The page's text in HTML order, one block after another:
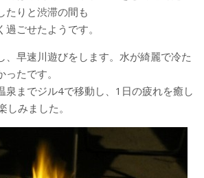
たりと渋滞の間も
ごせたようです。
、早速川遊びをします。水が綺麗で冷た
たです。
泉までジル4で移動し、1日の疲れを癒し
みました。